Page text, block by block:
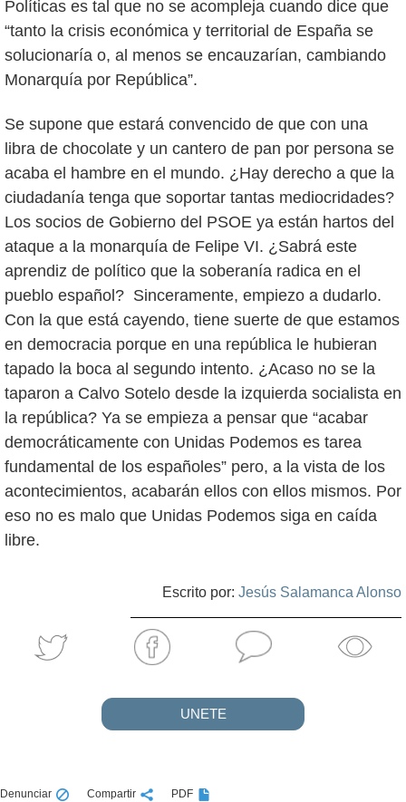
Políticas es tal que no se acompleja cuando dice que
“tanto la crisis económica y territorial de España se
solucionaría o, al menos se encauzarían, cambiando
Monarquía por República”.
Se supone que estará convencido de que con una
libra de chocolate y un cantero de pan por persona se
acaba el hambre en el mundo. ¿Hay derecho a que la
ciudadanía tenga que soportar tantas mediocridades?
Los socios de Gobierno del PSOE ya están hartos del
ataque a la monarquía de Felipe VI. ¿Sabrá este
aprendiz de político que la soberanía radica en el
pueblo español? Sinceramente, empiezo a dudarlo.
Con la que está cayendo, tiene suerte de que estamos
en democracia porque en una república le hubieran
tapado la boca al segundo intento. ¿Acaso no se la
taparon a Calvo Sotelo desde la izquierda socialista en
la república? Ya se empieza a pensar que “acabar
democráticamente con Unidas Podemos es tarea
fundamental de los españoles” pero, a la vista de los
acontecimientos, acabarán ellos con ellos mismos. Por
eso no es malo que Unidas Podemos siga en caída
libre.
Escrito por: Jesús Salamanca Alonso
UNETE
Denunciar Compartir PDF